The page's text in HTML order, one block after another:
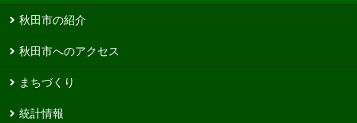
秋田市の紹介
秋田市へのアクセス
まちづくり
統計情報